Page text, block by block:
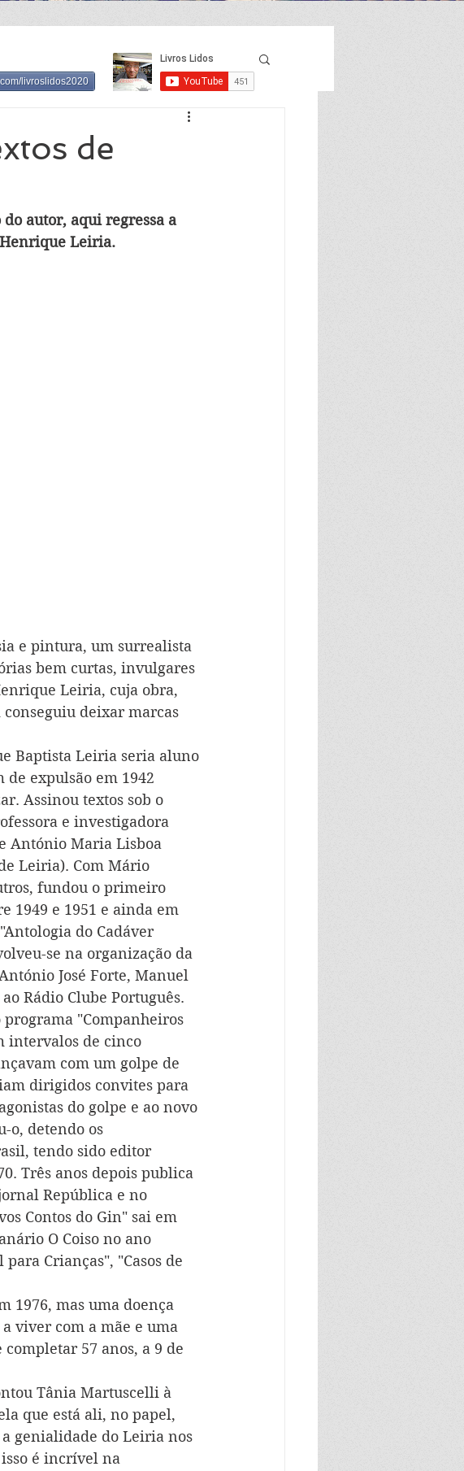
de
autor, aqui regressa a
Leiria.
e pintura, um surrealista
bem curtas, invulgares
Leiria, cuja obra,
conseguiu deixar marcas
Baptista Leiria seria aluno
de expulsão em 1942
Assinou textos sob o
e investigadora
António Maria Lisboa
Leiria). Com Mário
fundou o primeiro
1949 e 1951 e ainda em
do Cadáver
se na organização da
José Forte, Manuel
Rádio Clube Português.
"Companheiros
intervalos de cinco
com um golpe de
dirigidos convites para
do golpe e ao novo
o, detendo os
tendo sido editor
Três anos depois publica
República e no
Contos do Gin" sai em
O Coiso no ano
Crianças", "Casos de
1976, mas uma doença
viver com a mãe e uma
57 anos, a 9 de
Tânia Martuscelli à
que está ali, no papel,
a genialidade do Leiria nos
é incrível na
livroslidos2020